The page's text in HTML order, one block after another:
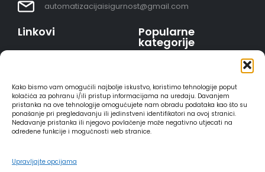
Kako bismo vam omogućili najbolje iskustvo, koristimo tehnologije poput
kolačića za pohranu i/ili pristup informacijama na uređaju. Davanjem
pristanka na ove tehnologije omogućujete nam obradu podataka kao što su
ponašanje pri pregledavanju ili jedinstveni identifikatori na ovoj stranici.
Nedavanje pristanka ili njegovo povlačenje može negativno utjecati na
određene funkcije i mogućnosti web stranice.
Upravljajte opcijama
automatizacijaisigurnost@gmail.com
Linkovi
Sigurno plaćanje
karticama
Dostava
Načini plaćanja
Raskid ugovora
Popularne
kategorije
Video nadzor - kompleti
AJAX alarmi
HIKVISION portafoni
REOLINK kamere
DVC portafoni